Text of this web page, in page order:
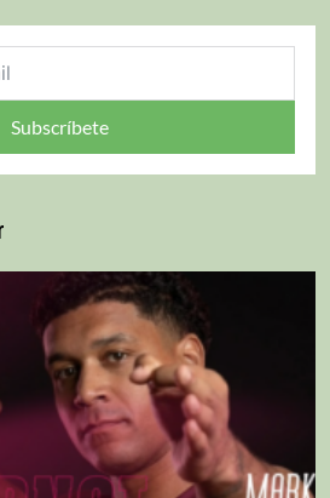
Subscríbete